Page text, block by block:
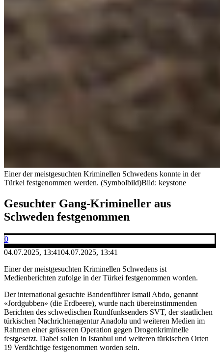
Einer der meistgesuchten Kriminellen Schwedens konnte in der
Türkei festgenommen werden. (Symbolbild)Bild: keystone
Gesuchter Gang-Krimineller aus
Schweden festgenommen
0
04.07.2025, 13:4104.07.2025, 13:41
Einer der meistgesuchten Kriminellen Schwedens ist
Medienberichten zufolge in der Türkei festgenommen worden.
Der international gesuchte Bandenführer Ismail Abdo, genannt
«Jordgubben» (die Erdbeere), wurde nach übereinstimmenden
Berichten des schwedischen Rundfunksenders SVT, der staatlichen
türkischen Nachrichtenagentur Anadolu und weiteren Medien im
Rahmen einer grösseren Operation gegen Drogenkriminelle
festgesetzt. Dabei sollen in Istanbul und weiteren türkischen Orten
19 Verdächtige festgenommen worden sein.